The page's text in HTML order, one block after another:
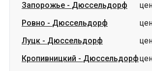
Запорожье - Дюссельдорф
Ровно - Дюссельдорф
Луцк - Дюссельдорф
Кропивницкий - Дюссельдорф